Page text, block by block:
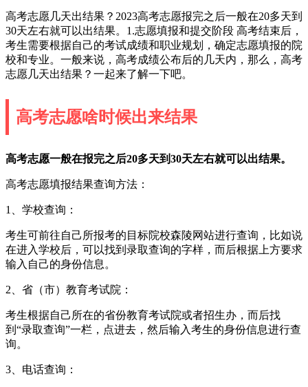
高考志愿几天出结果？2023高考志愿报完之后一般在20多天到
30天左右就可以出结果。1.志愿填报和提交阶段 高考结束后，
考生需要根据自己的考试成绩和职业规划，确定志愿填报的院
校和专业。一般来说，高考成绩公布后的几天内，那么，高考
志愿几天出结果？一起来了解一下吧。
高考志愿啥时候出来结果
高考志愿一般在报完之后20多天到30天左右就可以出结果。
高考志愿填报结果查询方法：
1、学校查询：
考生可前往自己所报考的目标院校森陵网站进行查询，比如说
在进入学校后，可以找到录取查询的字样，而后根据上方要求
输入自己的身份信息。
2、省（市）教育考试院：
考生根据自己所在的省份教育考试院或者招生办，而后找
到“录取查询”一栏，点进去，然后输入考生的身份信息进行查
询。
3、电话查询：